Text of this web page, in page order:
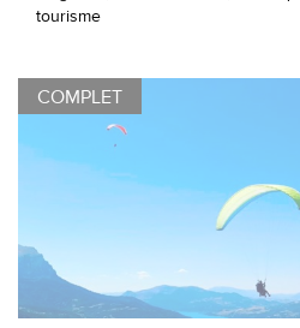
tourisme
COMPLET